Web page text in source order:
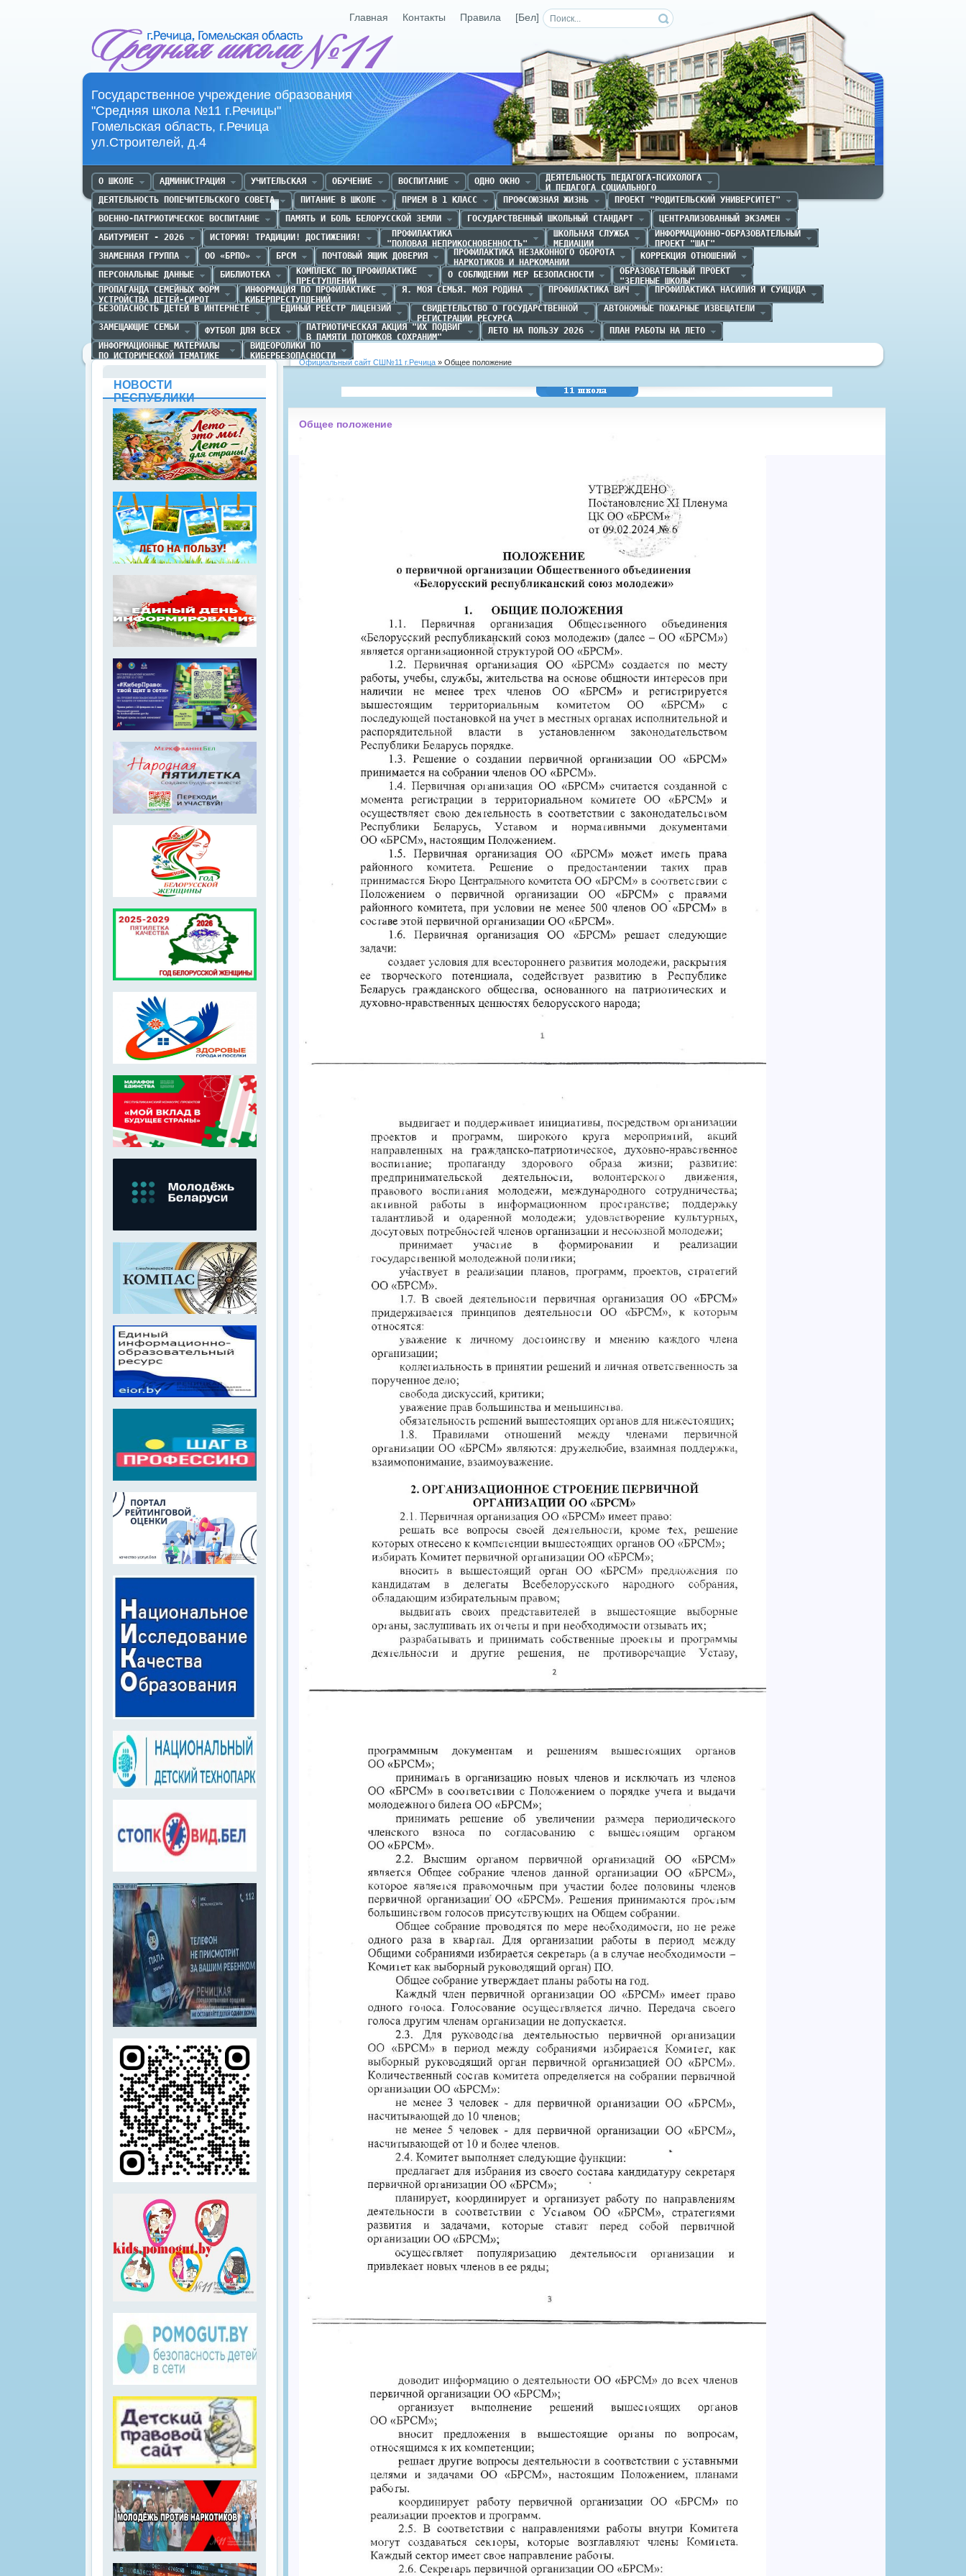
Средняя школа №11 г.Речица
Главная Контакты Правила [Бел]
Государственное учреждение образования
"Средняя школа №11 г.Речицы"
Гомельская область, г.Речица
ул.Строителей, д.4
О ШКОЛЕ АДМИНИСТРАЦИЯ УЧИТЕЛЬСКАЯ ОБУЧЕНИЕ ВОСПИТАНИЕ ОДНО ОКНО
ДЕЯТЕЛЬНОСТЬ ПЕДАГОГА-ПСИХОЛОГА
И ПЕДАГОГА СОЦИАЛЬНОГО
ДЕЯТЕЛЬНОСТЬ ПОПЕЧИТЕЛЬСКОГО СОВЕТА
ПИТАНИЕ В ШКОЛЕ ПРИЕМ В 1 КЛАСС ПРОФСОЮЗНАЯ ЖИЗНЬ
ПРОЕКТ "РОДИТЕЛЬСКИЙ УНИВЕРСИТЕТ"
ВОЕННО-ПАТРИОТИЧЕСКОЕ ВОСПИТАНИЕ
ПАМЯТЬ И БОЛЬ БЕЛОРУССКОЙ ЗЕМЛИ ГОСУДАРСТВЕННЫЙ ШКОЛЬНЫЙ СТАНДАРТ
ЦЕНТРАЛИЗОВАННЫЙ ЭКЗАМЕН
АБИТУРИЕНТ - 2026
ИСТОРИЯ! ТРАДИЦИИ! ДОСТИЖЕНИЯ!
ПРОФИЛАКТИКА
"ПОЛОВАЯ НЕПРИКОСНОВЕННОСТЬ"
ШКОЛЬНАЯ СЛУЖБА
МЕДИАЦИИ
ИНФОРМАЦИОННО-ОБРАЗОВАТЕЛЬНЫЙ
ПРОЕКТ "ШАГ"
ЗНАМЕННАЯ ГРУППА
ОО «БРПО» БРСМ ПОЧТОВЫЙ ЯЩИК ДОВЕРИЯ
ПРОФИЛАКТИКА НЕЗАКОННОГО ОБОРОТА
НАРКОТИКОВ И НАРКОМАНИИ
КОРРЕКЦИЯ ОТНОШЕНИЙ
ПЕРСОНАЛЬНЫЕ ДАННЫЕ
БИБЛИОТЕКА
КОМПЛЕКС ПО ПРОФИЛАКТИКЕ
ПРЕСТУПЛЕНИЙ
О СОБЛЮДЕНИИ МЕР БЕЗОПАСНОСТИ
ОБРАЗОВАТЕЛЬНЫЙ ПРОЕКТ
"ЗЕЛЕНЫЕ ШКОЛЫ"
ПРОПАГАНДА CЕМЕЙНЫХ ФОРМ
УСТРОЙСТВА ДЕТЕЙ-СИРОТ
ИНФОРМАЦИЯ ПО ПРОФИЛАКТИКЕ
КИБЕРПРЕСТУПЛЕНИЙ
Я. МОЯ СЕМЬЯ. МОЯ РОДИНА ПРОФИЛАКТИКА ВИЧ
ПРОФИЛАКТИКА НАСИЛИЯ И СУИЦИДА
БЕЗОПАСНОСТЬ ДЕТЕЙ В ИНТЕРНЕТЕ
ЕДИНЫЙ РЕЕСТР ЛИЦЕНЗИЙ
СВИДЕТЕЛЬСТВО О ГОСУДАРСТВЕННОЙ
РЕГИСТРАЦИИ РЕСУРСА
АВТОНОМНЫЕ ПОЖАРНЫЕ ИЗВЕЩАТЕЛИ
ЗАМЕЩАЮЩИЕ СЕМЬИ
ФУТБОЛ ДЛЯ ВСЕХ
ПАТРИОТИЧЕСКАЯ АКЦИЯ "ИХ ПОДВИГ
В ПАМЯТИ ПОТОМКОВ СОХРАНИМ"
ЛЕТО НА ПОЛЬЗУ 2026
ПЛАН РАБОТЫ НА ЛЕТО
ИНФОРМАЦИОННЫЕ МАТЕРИАЛЫ
ПО ИСТОРИЧЕСКОЙ ТЕМАТИКЕ
ВИДЕОРОЛИКИ ПО
КИБЕРБЕЗОПАСНОСТИ
Официальный сайт СШ№11 г.Речица » Общее положение
Общее положение
НОВОСТИ
РЕСПУБЛИКИ